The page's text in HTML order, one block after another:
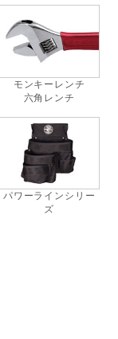
モンキーレンチ
六角レンチ
パワーラインシリー
ズ